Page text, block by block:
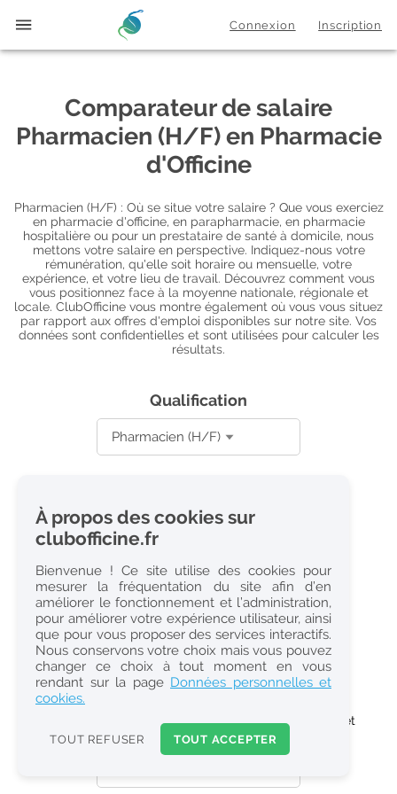
Connexion Inscription
Comparateur de salaire
Pharmacien (H/F) en Pharmacie
d'Officine
Pharmacien (H/F) : Où se situe votre salaire ? Que vous exerciez
en pharmacie d'officine, en parapharmacie, en pharmacie
hospitalière ou pour un prestataire de santé à domicile, nous
mettons votre salaire en perspective. Indiquez-nous votre
rémunération, qu'elle soit horaire ou mensuelle, votre
expérience, et votre lieu de travail. Découvrez comment vous
vous positionnez face à la moyenne nationale, régionale et
locale. ClubOfficine vous montre également où vous vous situez
par rapport aux offres d'emploi disponibles sur notre site. Vos
données sont confidentielles et sont utilisées pour calculer les
résultats.
Qualification
Date d'obtention du diplôme
Je ne suis pas encore diplomé
Salaire avant prélèvement à la source
Saisissez un montant puis choisissez entre brut/net et
mensuel/horaire
À propos des cookies sur
clubofficine.fr
Bienvenue ! Ce site utilise des cookies pour
mesurer la fréquentation du site afin d’en
améliorer le fonctionnement et l’administration,
pour améliorer votre expérience utilisateur, ainsi
que pour vous proposer des services interactifs.
Nous conservons votre choix mais vous pouvez
changer ce choix à tout moment en vous
rendant sur la page Données personnelles et
cookies.
TOUT REFUSER TOUT ACCEPTER